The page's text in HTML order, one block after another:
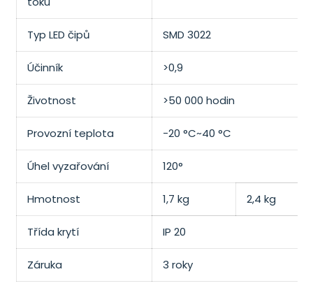
Typ LED čipů SMD 3022
Účinník >0,9
Životnost >50 000 hodin
Provozní teplota -20 °C~40 °C
Úhel vyzařování 120°
Hmotnost 1,7 kg 2,4 kg
Třída krytí IP 20
Záruka 3 roky